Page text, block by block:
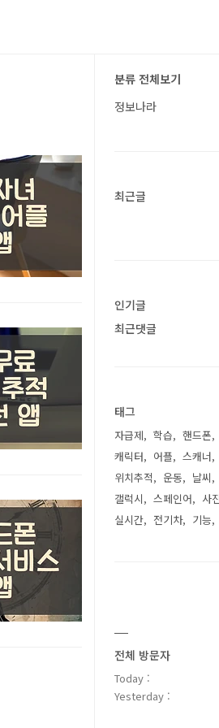
분류 전체보기
정보나라
최근글
인기글
최근댓글
태그
자급제 학습 핸드폰
캐릭터
어플 스캐너
위치추적
운동 날씨
갤럭시
스페인어 사진
실시간
전기차 기능
전체 방문자
Today :
Yesterday :